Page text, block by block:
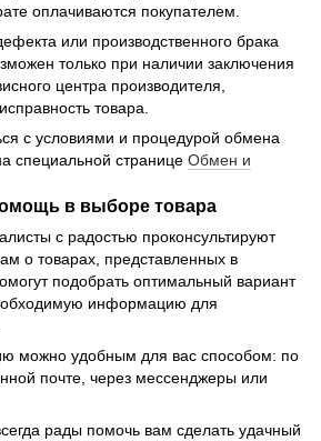
оплачиваются покупателем.
или производственного брака
только при наличии заключения
центра производителя,
товара.
с условиями и процедурой обмена
специальной странице Обмен и
в выборе товара
с радостью проконсультируют
о товарах, представленных в
подобрать оптимальный вариант
информацию для
можно удобным для вас способом: по
почте, через мессенджеры или
рады помочь вам сделать удачный